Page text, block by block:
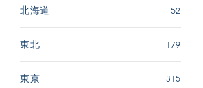
2026.07.31
文化 音楽
北海道 52
東北 179
東京 315